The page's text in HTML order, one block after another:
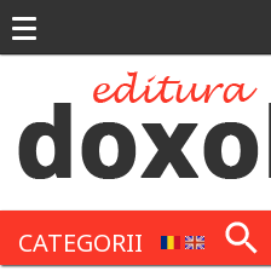
CATEGORII